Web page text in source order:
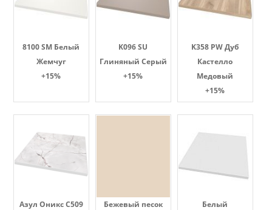
8100 SM Белый
Жемчуг
+15%
K096 SU
Глиняный Серый
+15%
K358 PW Дуб
Кастелло
Медовый
+15%
Азул Оникс С509
Бежевый песок
Белый